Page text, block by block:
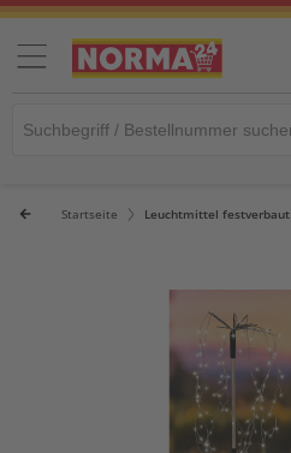
Startseite Leuchtmittel festverbaut